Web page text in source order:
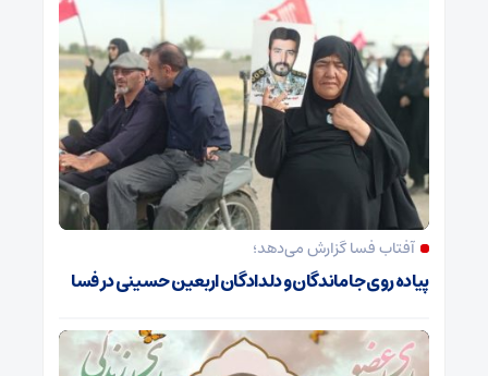
آفتاب فسا گزارش می‌دهد؛
پیاده روی جاماندگان و دلدادگان اربعین حسینی در فسا